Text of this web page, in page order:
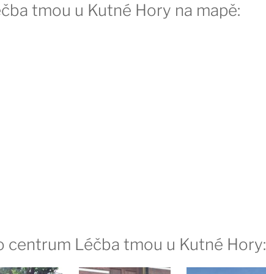
tmou u Kutné Hory na mapě:
centrum Léčba tmou u Kutné Hory: